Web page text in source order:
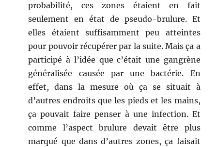
probabilité, ces zones étaient en fait
seulement en état de pseudo-brulure. Et
elles étaient suffisamment peu atteintes
pour pouvoir récupérer par la suite. Mais ça a
participé à l’idée que c’était une gangrène
généralisée causée par une bactérie. En
effet, dans la mesure où ça se situait à
d’autres endroits que les pieds et les mains,
ça pouvait faire penser à une infection. Et
comme l’aspect brulure devait être plus
marqué que dans d’autres zones, ça faisait